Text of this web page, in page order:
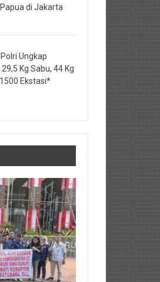
di Jakarta
Ungkap
Kg Sabu, 44 Kg
Ekstasi*